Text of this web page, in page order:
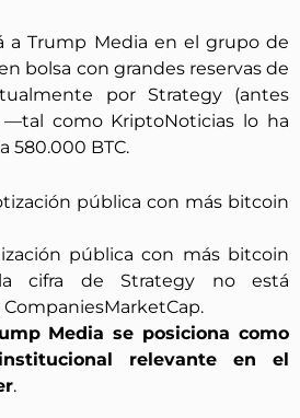
a Trump Media en el grupo de
bolsa con grandes reservas de
por Strategy (antes
—tal como KriptoNoticias lo ha
580.000 BTC.
pública con más bitcoin
cifra de Strategy no está
Media se posiciona como
relevante en el
.